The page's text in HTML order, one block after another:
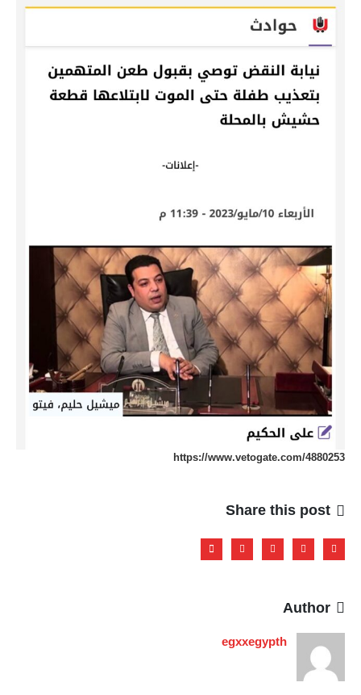
https://www.vetogate.com/4880253
Share this post
Author
egxxegypth